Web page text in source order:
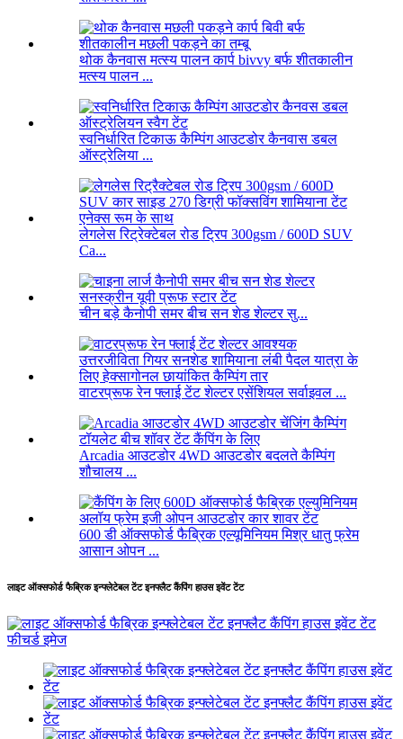
थोक कैनवास मत्स्य पालन कार्प bivvy बर्फ शीतकालीन
मत्स्य पालन ...
स्वनिर्धारित टिकाऊ कैम्पिंग आउटडोर कैनवास डबल
ऑस्ट्रेलिया ...
लेगलेस रिट्रेक्टेबल रोड ट्रिप 300gsm / 600D SUV
Ca...
चीन बड़े कैनोपी समर बीच सन शेड शेल्टर सु...
वाटरप्रूफ रेन फ्लाई टेंट शेल्टर एसेंशियल सर्वाइवल ...
Arcadia आउटडोर 4WD आउटडोर बदलते कैम्पिंग
शौचालय ...
600 डी ऑक्सफोर्ड फैब्रिक एल्यूमिनियम मिश्र धातु फ्रेम
आसान ओपन ...
लाइट ऑक्सफोर्ड फैब्रिक इन्फ्लेटेबल टेंट इनफ्लैट कैंपिंग हाउस इवेंट टेंट